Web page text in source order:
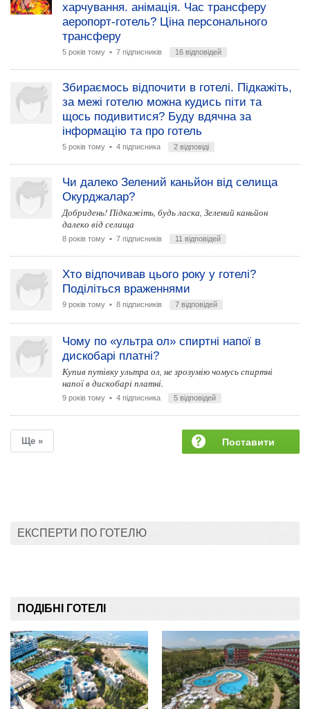
харчування. анімація. Час трансферу
аеропорт-готель? Ціна персонального
трансферу
5 років тому • 7 підписників 16 відповідей
Збираємось відпочити в готелі. Підкажіть,
за межі готелю можна кудись піти та
щось подивитися? Буду вдячна за
інформацію та про готель
5 років тому • 4 підписника 2 відповіді
Чи далеко Зелений каньйон від селища
Окурджалар?
Добридень! Підкажіть, будь ласка, Зелений каньйон
далеко від селища
8 років тому • 7 підписників 11 відповідей
Хто відпочивав цього року у готелі?
Поділіться враженнями
9 років тому • 8 підписників 7 відповідей
Чому по «ультра ол» спиртні напої в
дискобарі платні?
Купив путівку ультра ол, не зрозумію чомусь спиртні
напої в дискобарі платні.
9 років тому • 4 підписника 5 відповідей
Ще »
Поставити
ЕКСПЕРТИ ПО ГОТЕЛЮ
ПОДІБНІ ГОТЕЛІ